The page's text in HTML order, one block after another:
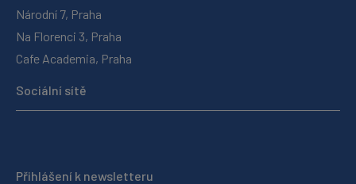
Národní 7, Praha
Na Florenci 3, Praha
Cafe Academia, Praha
Sociální sítě
Přihlášení k newsletteru